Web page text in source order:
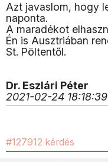
Azt javaslom, hogy
naponta.
A maradékot
Én is Ausztriában
St. Pöltentől.
Dr. Eszlári Péter
2021-02-24 18:18:39
#127912 kérdés